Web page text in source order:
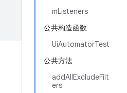
mListeners
公共构造函数
UiAutomatorTest
公共方法
addAllExcludeFilt
ers